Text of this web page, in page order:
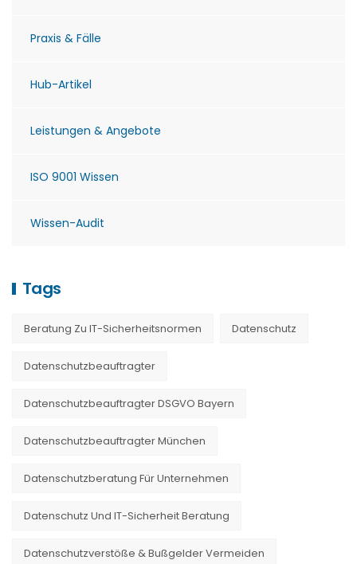
Praxis & Fälle
Hub-Artikel
Leistungen & Angebote
ISO 9001 Wissen
Wissen-Audit
Tags
Beratung Zu IT-Sicherheitsnormen Datenschutz
Datenschutzbeauftragter
Datenschutzbeauftragter DSGVO Bayern
Datenschutzbeauftragter München
Datenschutzberatung Für Unternehmen
Datenschutz Und IT-Sicherheit Beratung
Datenschutzverstöße & Bußgelder Vermeiden